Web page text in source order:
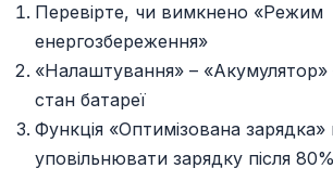
Перевірте, чи вимкнено «Режим
енергозбереження»
«Налаштування» – «Акумулятор»
стан батареї
Функція «Оптимізована
уповільнювати зарядку після 80%